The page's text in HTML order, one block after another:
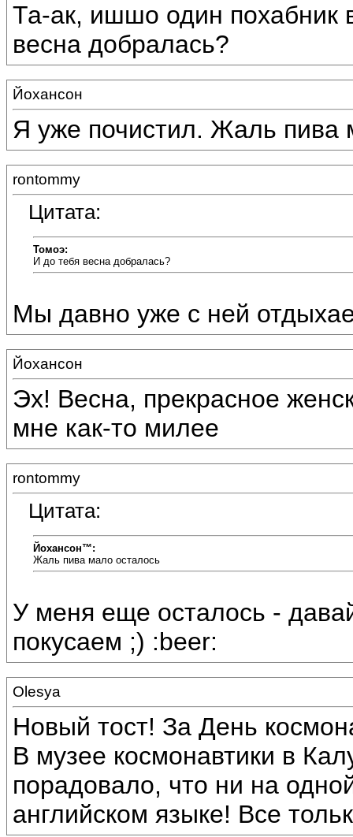
Та-ак, ишшо один похабник
весна добралась?
Йохансон
Я уже почистил. Жаль пива
rontommy
Цитата:
Томоэ:
И до тебя весна добралась?
Мы давно уже с ней
Йохансон
Эх! Весна, прекрасное
мне как-то милее
rontommy
Цитата:
Йохансон™:
Жаль пива мало осталось
У меня еще осталось -
покусаем ;) :beer:
Olesya
Новый тост! За День
В музее космонавтики в
порадовало, что ни на
английском языке! Все